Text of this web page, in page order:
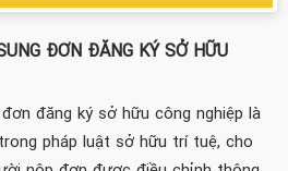
ĐƠN ĐĂNG KÝ SỞ HỮU
đăng ký sở hữu công nghiệp là
pháp luật sở hữu trí tuệ, cho